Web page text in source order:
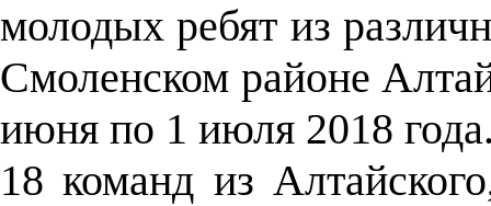
молодых ребят из
Смоленском районе
июня по 1 июля 2018
18 команд из